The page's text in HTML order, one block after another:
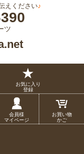
えください♪
ツ
お気に入り
登録
会員様
マイページ
お買い物
かご